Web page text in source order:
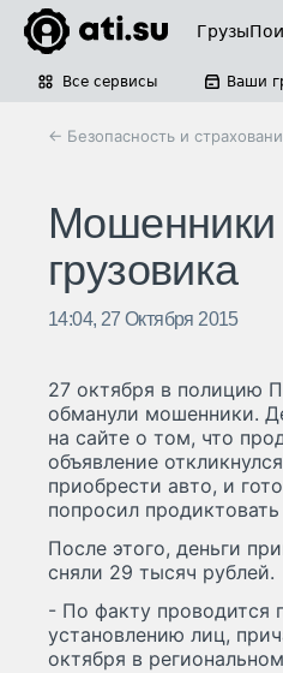
Грузы
Все сервисы Ваши
← Безопасность и
Мошенники
грузовика
14:04, 27 Октября 2015
27 октября в полицию
обманули мошенники.
на сайте о том, что
объявление
приобрести авто, и
попросил
После этого, деньги
сняли 29 тысяч рублей.
- По факту проводится
установлению лиц,
октября в